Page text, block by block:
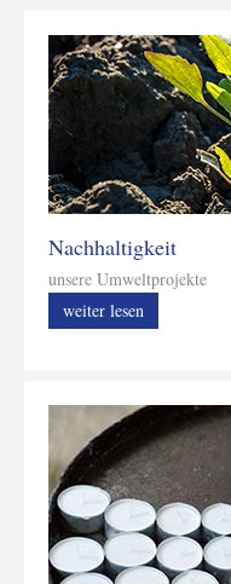
Nachhaltigkeit
unsere Umweltprojekte
weiter lesen